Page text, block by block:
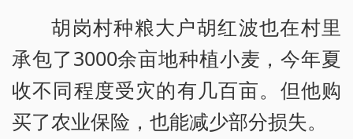
胡岗村种粮大户胡红波也在村里
承包了3000余亩地种植小麦，今年夏
收不同程度受灾的有几百亩。但他购
买了农业保险，也能减少部分损失。